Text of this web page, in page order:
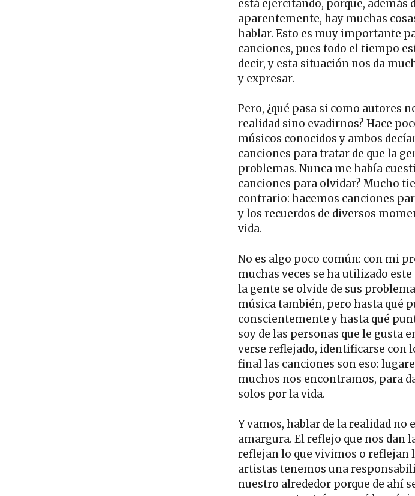
está ejercitando, porque, además
aparentemente, hay muchas
hablar. Esto es muy importante
canciones, pues todo el tiempo
decir, y esta situación nos da
y expresar.
Pero, ¿qué pasa si como autores
realidad sino evadirnos? Hace
músicos conocidos y ambos
canciones para tratar de que la
problemas. Nunca me había
canciones para olvidar? Mucho
contrario: hacemos canciones
y los recuerdos de diversos
vida.
No es algo poco común: con mi
muchas veces se ha utilizado
la gente se olvide de sus
música también, pero hasta qué
conscientemente y hasta qué
soy de las personas que le gusta
verse reflejado, identificarse con
final las canciones son eso:
muchos nos encontramos, para
solos por la vida.
Y vamos, hablar de la realidad
amargura. El reflejo que nos dan
reflejan lo que vivimos o reflejan
artistas tenemos una
nuestro alrededor porque de ahí